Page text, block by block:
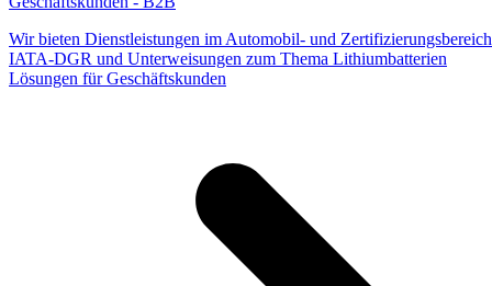
Wir bieten Dienstleistungen im Automobil- und
IATA-DGR und Unterweisungen zum Thema Lithiumbatterien
Lösungen für Geschäftskunden